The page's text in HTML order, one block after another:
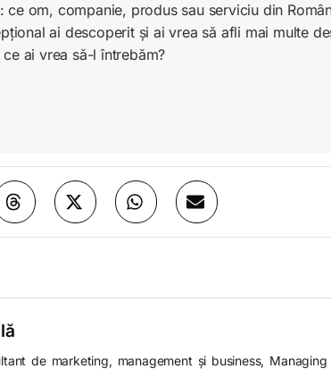
ce om, companie, produs sau serviciu din
ai descoperit și ai vrea să afli mai multe
ai vrea să-l întrebăm?
de marketing, management și business,